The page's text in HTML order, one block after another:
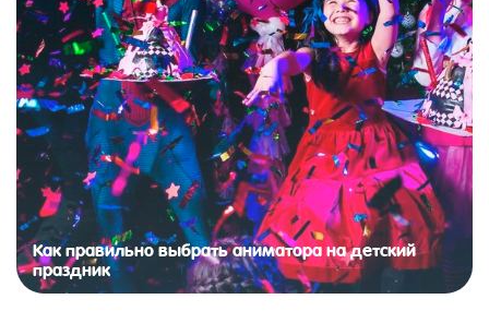
Как правильно выбрать аниматора на детский
праздник